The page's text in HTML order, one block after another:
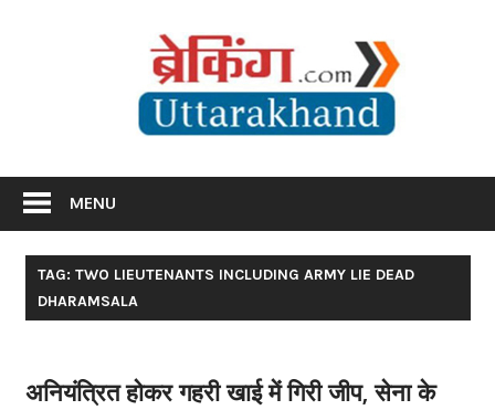
MENU
TAG: TWO LIEUTENANTS INCLUDING ARMY LIE DEAD
DHARAMSALA
अनियंत्रित होकर गहरी खाई में गिरी जीप, सेना के